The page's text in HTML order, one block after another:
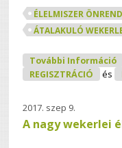
ÉLELMISZER
ÁTALAKULÓ
További Információ
REGISZTRÁCIÓ
és
2017. szep 9.
A nagy wekerlei